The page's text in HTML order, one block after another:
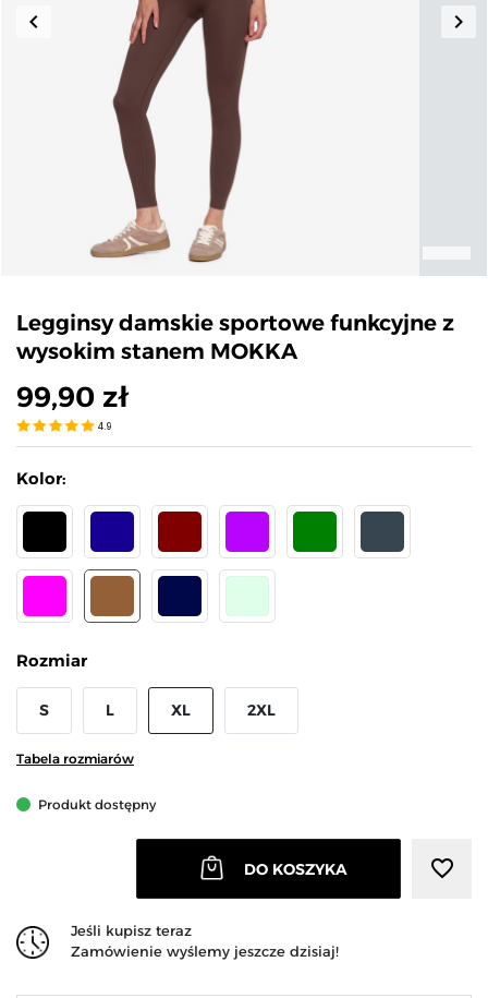
Poprzedni
keyboard_arrow_left keyboard_arrow_right
Legginsy damskie sportowe funkcyjne z
wysokim stanem MOKKA
99,90 zł
4.9
Kolor:
Rozmiar
S L XL 2XL
Tabela rozmiarów
Produkt dostępny
DO KOSZYKA favorite_border
Jeśli kupisz teraz
Zamówienie wyślemy jeszcze dzisiaj!